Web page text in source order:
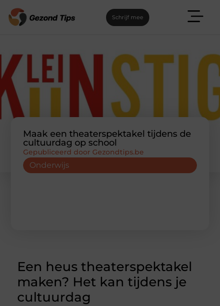
Schrijf mee
Maak een theaterspektakel tijdens de
cultuurdag op school
Onderwijs
Gepubliceerd door Gezondtips.be
Een heus theaterspektakel
maken? Het kan tijdens je
cultuurdag